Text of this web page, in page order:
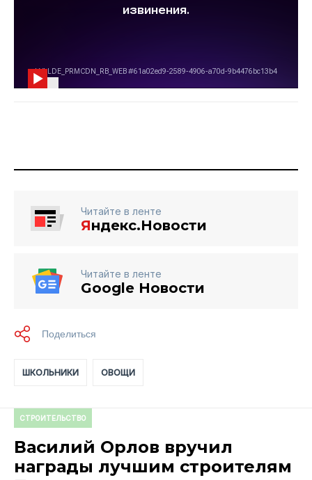
Читайте в ленте
Яндекс.Новости
Читайте в ленте
Google Новости
ШКОЛЬНИКИ ОВОЩИ
СТРОИТЕЛЬСТВО
Василий Орлов вручил
награды лучшим строителям